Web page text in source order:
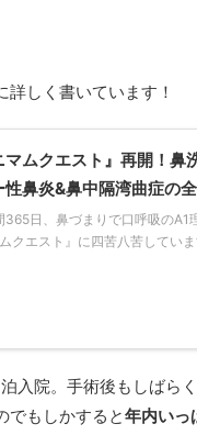
しく書いています！
マムクエスト』再開！
鼻炎&鼻中隔湾曲症の
日、鼻づまりで口呼吸の
ムクエスト』に四苦八苦してい
入院。手術後もしばら
でもしかすると年内いっ